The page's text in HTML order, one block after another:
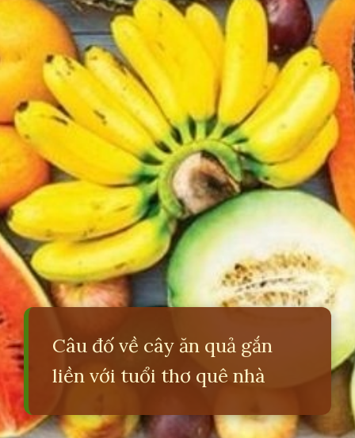
Câu đố về cây ăn quả gắn
liền với tuổi thơ quê nhà